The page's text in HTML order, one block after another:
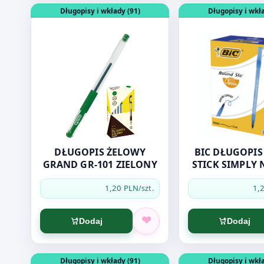
Otwórz produkt: DŁUGOPIS ŻELOWY GRAND GR-101
Długopisy i wkłady (91)
DŁUGOPIS ŻELOWY
GRAND GR-101 ZIELONY
1,20 PLN/szt.
Dodaj
Otwórz produkt:
Długopisy i
BIC DŁUGOPIS ROUND
STICK SIMPLY
Dodaj
Otwórz produkt: PIÓRO ŻELOWE D.RECT 2603
Długopisy i wkłady (91) Otwórz produkt:
Długopisy i